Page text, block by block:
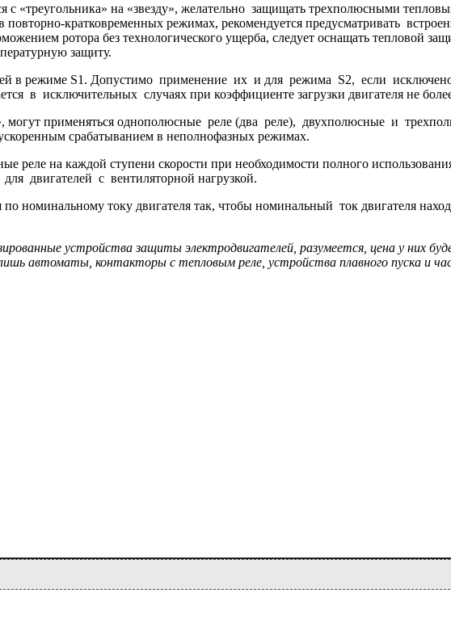
с «треугольника» на «звезду», желательно защищать трехполюсными
кратковременных режимах, рекомендуется предусматривать
ротора без технологического ущерба, следует оснащать тепловой
защиту.
в режиме S1. Допустимо применение их и для режима S2, если
в исключительных случаях при коэффициенте загрузки двигателя не
могут применяться однополюсные реле (два реле), двухполюсные и
срабатыванием в неполнофазных режимах.
реле на каждой ступени скорости при необходимости полного
двигателей с вентиляторной нагрузкой.
номинальному току двигателя так, чтобы номинальный ток двигателя
устройства защиты электродвигателей, разумеется, цена у них
автоматы, контакторы с тепловым реле, устройства плавного пуска и